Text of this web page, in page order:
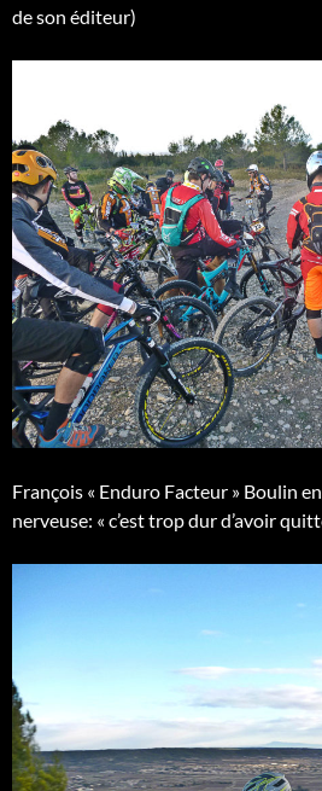
de son éditeur)
François « Enduro Facteur » Boulin
nerveuse: « c’est trop dur d’avoir